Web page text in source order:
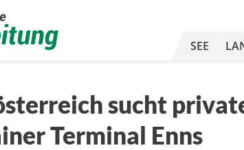
SEE
sucht
Terminal Enns